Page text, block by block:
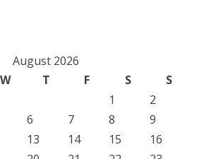
August 2026
W T F S
S
1
2
6 7 8
9
13 14 15
16